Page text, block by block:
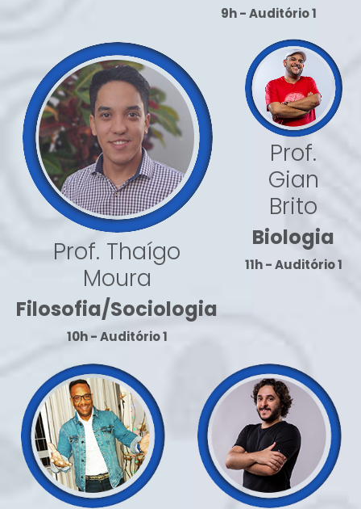
9h - Auditório 1
Prof. Thaígo
Moura
Filosofia/Sociologia
10h - Auditório 1
Prof.
Gian
Brito
Biologia
11h - Auditório 1